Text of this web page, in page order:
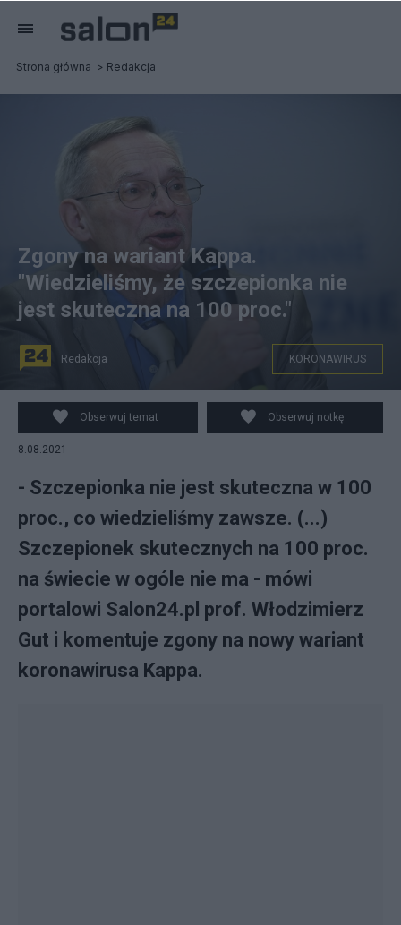
Strona główna Redakcja
Prof. Włodzimierz Gut o wariancie Kappa. Fot.:
PAP/Jacek Turczyk
Zgony na wariant Kappa.
"Wiedzieliśmy, że szczepionka nie
jest skuteczna na 100 proc."
Redakcja KORONAWIRUS
Obserwuj temat Obserwuj notkę
8.08.2021
- Szczepionka nie jest skuteczna w 100
proc., co wiedzieliśmy zawsze. (...)
Szczepionek skutecznych na 100 proc.
na świecie w ogóle nie ma - mówi
portalowi Salon24.pl prof. Włodzimierz
Gut i komentuje zgony na nowy wariant
koronawirusa Kappa.